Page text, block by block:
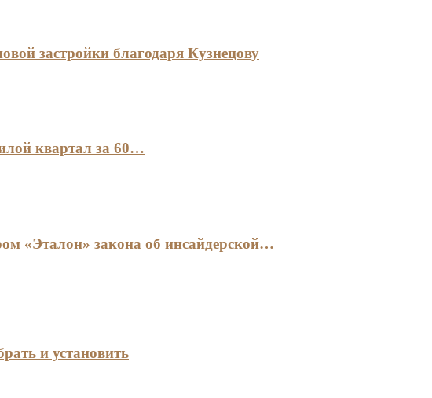
застройки благодаря Кузнецову
квартал за 60…
«Эталон» закона об инсайдерской…
и установить